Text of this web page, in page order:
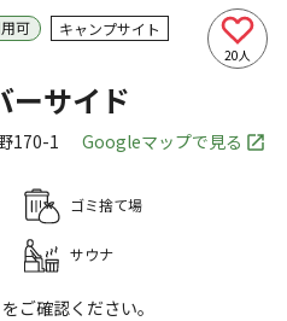
可 キャンプサイト
20人
ーサイド
170-1 Googleマップで見る
ゴミ捨て場
サウナ
をご確認ください。